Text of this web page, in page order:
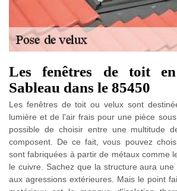
Les fenêtres de toit
Sableau dans le 85450
Les fenêtres de toit ou velux sont
lumière et de l'air frais pour une pièce
possible de choisir entre une multitude
composent. De ce fait, vous pouvez
sont fabriquées à partir de métaux comme
le cuivre. Sachez que la structure aura
aux agressions extérieures. Mais le point